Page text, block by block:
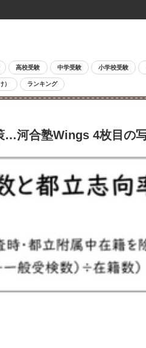
高校受験 中学受験 小学校受験
） ランキング
…河合塾Wings 4枚目の